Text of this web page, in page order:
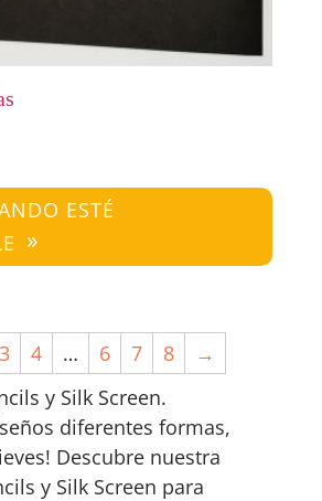
ESTÉ
3 4 … 6 7 8
→
y Silk Screen.
diferentes formas,
Descubre nuestra
y Silk Screen para